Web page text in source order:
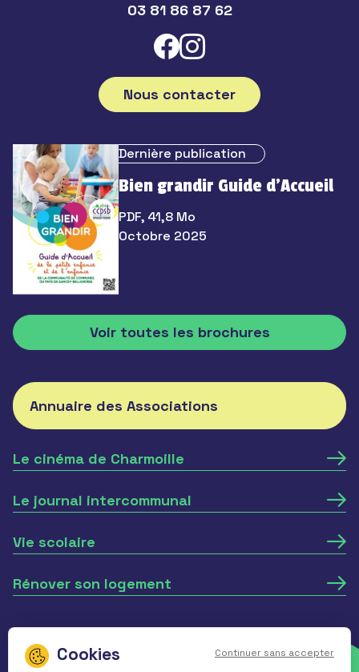
03 81 86 87 62
Nous contacter
Dernière publication
Bien grandir Guide d’Accueil
PDF, 41,8 Mo
Octobre 2025
Voir toutes les brochures
Annuaire des Associations
Le cinéma de Charmoille
Le journal intercommunal
Vie scolaire
Rénover son logement
Mentions légales
confidentialité
Continuer sans accepter